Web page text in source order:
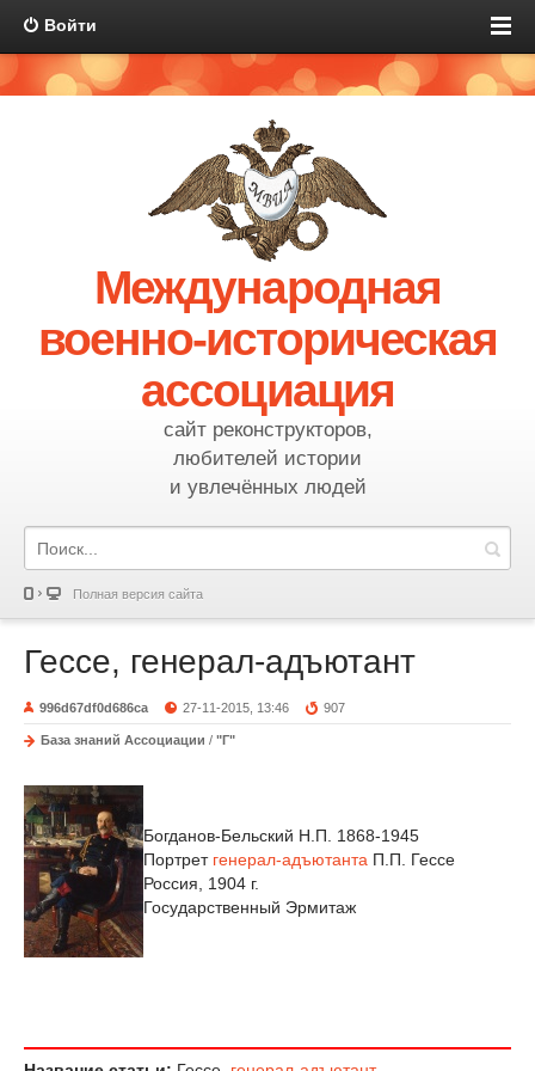
Войти
Международная
военно-историческая
ассоциация
сайт реконструкторов,
любителей истории
и увлечённых людей
Полная версия сайта
Гессе, генерал-адъютант
996d67df0d686ca 27-11-2015, 13:46 907
База знаний Ассоциации / "Г"
Богданов-Бельский Н.П. 1868-1945
Портрет генерал-адъютанта П.П. Гессе
Россия, 1904 г.
Государственный Эрмитаж